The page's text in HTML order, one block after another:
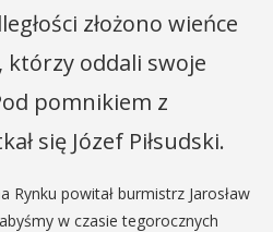
złożono wieńce
którzy oddali swoje
pomnikiem z
się Józef Piłsudski.
Rynku powitał burmistrz Jarosław
w czasie tegorocznych